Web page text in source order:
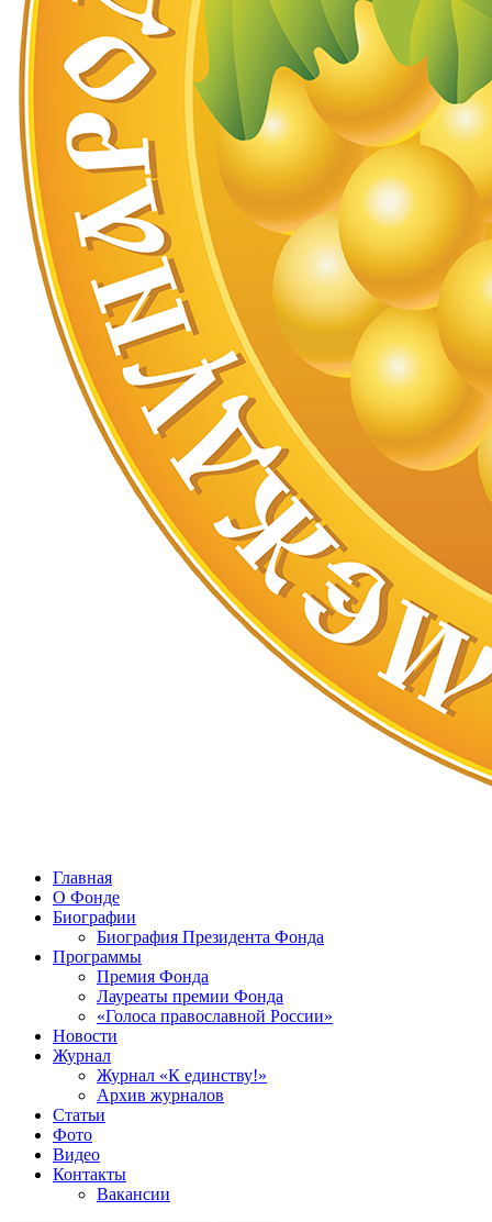
Главная
О Фонде
Биографии
Биография Президента Фонда
Программы
Премия Фонда
Лауреаты премии Фонда
«Голоса православной России»
Новости
Журнал
Журнал «К единству!»
Архив журналов
Статьи
Фото
Видео
Контакты
Вакансии